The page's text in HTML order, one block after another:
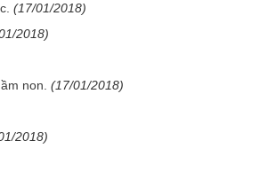
(17/01/2018)
2018)
non. (17/01/2018)
2018)